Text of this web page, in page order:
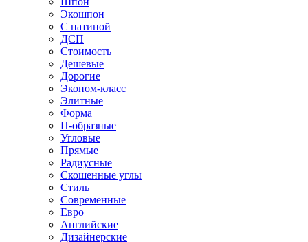
Экошпон
С патиной
ДСП
Стоимость
Дешевые
Дорогие
Эконом-класс
Элитные
Форма
П-образные
Угловые
Прямые
Радиусные
Скошенные углы
Стиль
Современные
Евро
Английские
Дизайнерские